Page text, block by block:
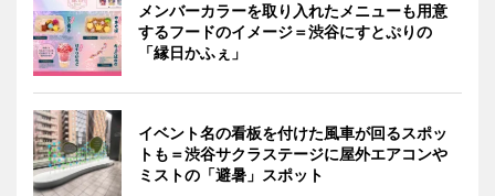
メンバーカラーを取り入れたメニューも用意
するフードのイメージ＝渋谷にすとぷりの
「縁日かふぇ」
イベント名の看板を付けた風車が回るスポッ
トも＝渋谷サクラステージに屋外エアコンや
ミストの「避暑」スポット